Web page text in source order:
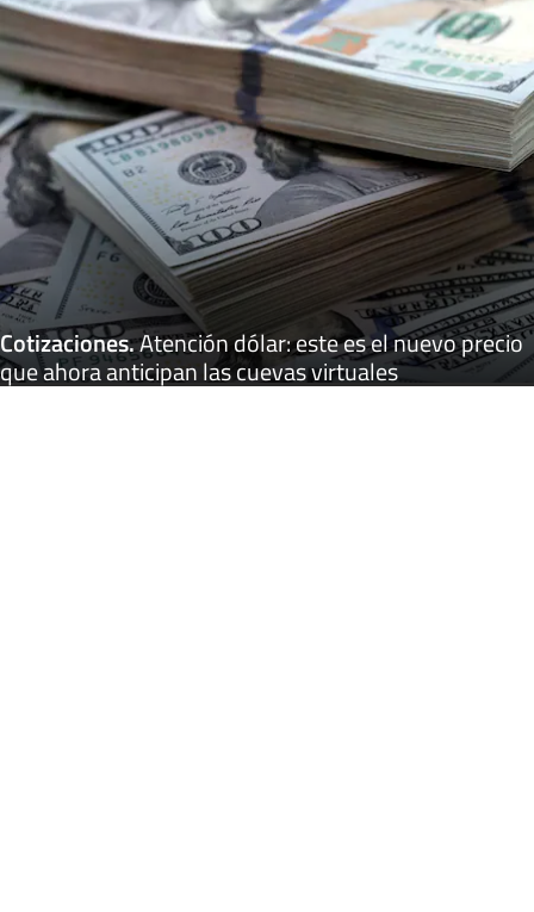
Cotizaciones.Atención dólar: este es el nuevo precio
que ahora anticipan las cuevas virtuales